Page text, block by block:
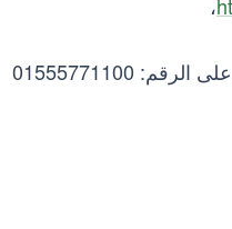
أو عبر الخط الساخن 16528، كما يمكن التواصل المباشر مع إدارة الشكاوى بالهيئة على الرقم: 01555771100